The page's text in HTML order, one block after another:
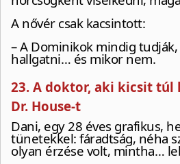
A nővér csak kacsintott:
– A Dominikok mindig
hallgatni… és mikor nem.
23. A doktor, aki kicsit túl
Dr. House-t
Dani, egy 28 éves grafikus,
tünetekkel: fáradtság, néha
olyan érzése volt, mintha…